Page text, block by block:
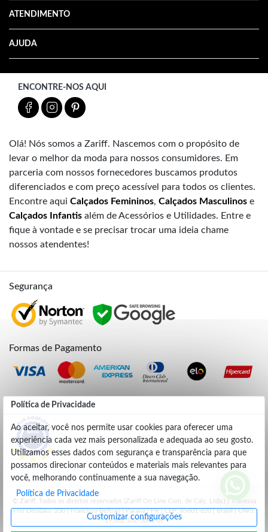
Política de Privacidade
Ao aceitar, você nos permite usar cookies para oferecer uma
experiência cada vez mais personalizada e adequada ao seu gosto.
Utilizamos esses dados com segurança e transparência para que
possamos direcionar conteúdos e materiais mais relevantes para
você, melhorando continuamente a sua navegação.
Política de Privacidade
Customizar configurações
ATENDIMENTO
AJUDA
ENCONTRE-NOS AQUI
Olá! Nós somos a Zariff. Nascemos com o propósito de
levar o melhor da moda para nossos consumidores. Em
parceria com nossos fornecedores buscamos produtos
diferenciados e com preço acessível para todos os clientes.
Encontre aqui Calçados Femininos, Calçados Masculinos e
Calçados Infantis além de Acessórios e Utilidades. Entre e
fique à vontade e se precisar trocar uma ideia chame
nossos atendentes!
Segurança
Formas de Pagamento
Credibilidade
4.9
© Zariff. Todos os direitos reservados (Zariff On Line Com. de Calç. Ltda.) | Travessa
Frei Deodato, 230 | Francisco Beltrão | Parana - PR | CEP: 85601-620 | Brasil | CNPJ:
19.662.102/0001-09